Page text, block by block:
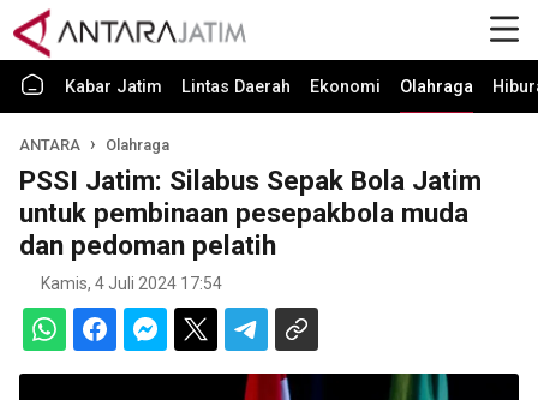
Kabar Jatim Lintas Daerah Ekonomi Olahraga
ANTARA Olahraga
PSSI Jatim: Silabus Sepak Bola Jatim
untuk pembinaan pesepakbola muda
dan pedoman pelatih
Kamis, 4 Juli 2024 17:54